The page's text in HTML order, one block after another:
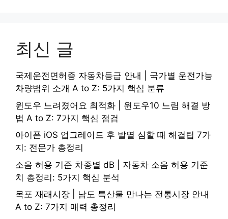
최신 글
국제운전면허증 자동차등급 안내 | 국가별 운전가능
차량범위 소개 A to Z: 5가지 핵심 분류
윈도우 느려졌어요 최적화 | 윈도우10 느림 해결 방
법 A to Z: 7가지 핵심 점검
아이폰 iOS 업그레이드 후 발열 심할 때 해결팁 7가
지: 전문가 총정리
소음 허용 기준 차종별 dB | 자동차 소음 허용 기준
치 총정리: 5가지 핵심 분석
목포 재래시장 | 남도 특산물 만나는 전통시장 안내
A to Z: 7가지 매력 총정리